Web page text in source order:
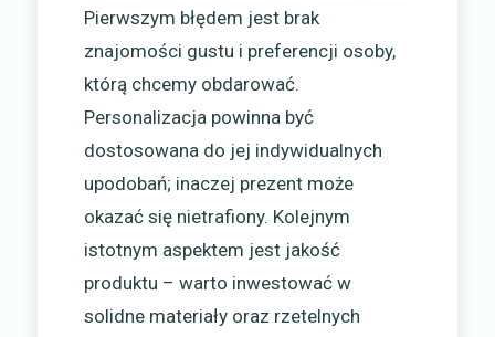
Pierwszym błędem jest brak
znajomości gustu i preferencji osoby,
którą chcemy obdarować.
Personalizacja powinna być
dostosowana do jej indywidualnych
upodobań; inaczej prezent może
okazać się nietrafiony. Kolejnym
istotnym aspektem jest jakość
produktu – warto inwestować w
solidne materiały oraz rzetelnych